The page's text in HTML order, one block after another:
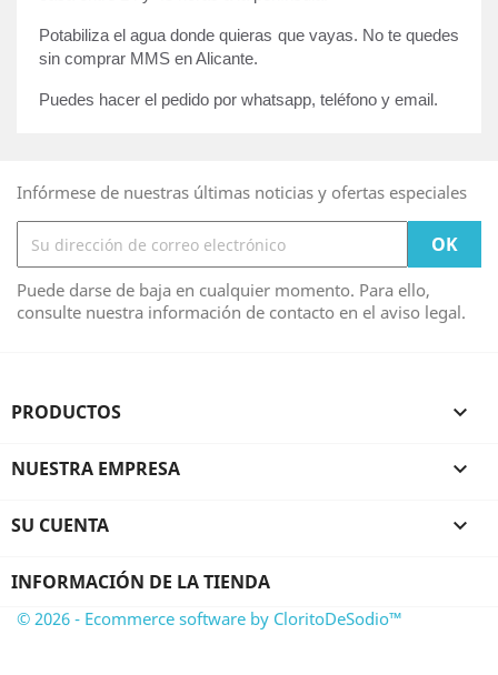
Potabiliza el agua donde quieras que vayas. No te quedes
sin comprar MMS en Alicante.
Puedes hacer el pedido por whatsapp, teléfono y email.
Infórmese de nuestras últimas noticias y ofertas especiales
Puede darse de baja en cualquier momento. Para ello,
consulte nuestra información de contacto en el aviso legal.
PRODUCTOS 
NUESTRA EMPRESA 
SU CUENTA 
INFORMACIÓN DE LA TIENDA
© 2026 - Ecommerce software by CloritoDeSodio™